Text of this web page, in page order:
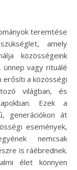
amely
közösségeink
vagy rituálé
erősíti a közösségi
világban, és
Ezek a
generációkon át
események,
nemcsak
is ráébrednek.
élet könnyen